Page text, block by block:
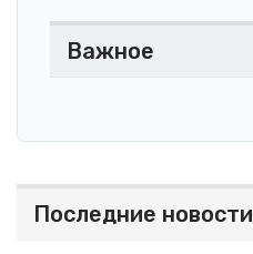
Важное
Последние новости